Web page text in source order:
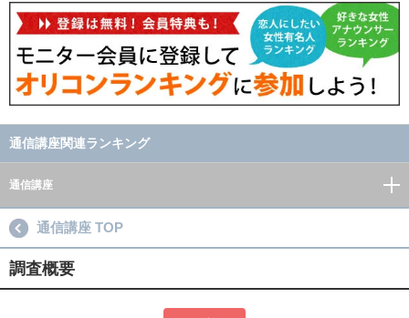
通信講座関連ランキング
通信講座
通信講座 TOP
調査概要